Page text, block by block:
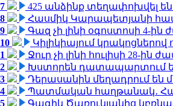
7
425 անձինք տեղափոխվել
8
Հասմիկ Կարապետյանի
9
Գազ չի լինի օգոստոսի 4-ին
10
Կիլիկիայում
1
Ջուր չի լինի հուլիսի 28-ին
2
Խստորեն դատապարտում եմ
3
Դերասանին մեղադրում են
4
Պատմական հաղթանակ․
5
Գագիկ Ծառուկյանից